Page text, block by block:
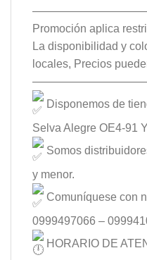
Promoción aplica
La disponibilidad y
locales, Precios
Disponemos de
Selva Alegre OE4-91
Somos
y menor.
Comuníquese con
0999497066 –
HORARIO DE